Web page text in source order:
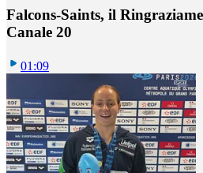
Falcons-Saints, il
Canale 20
01:09